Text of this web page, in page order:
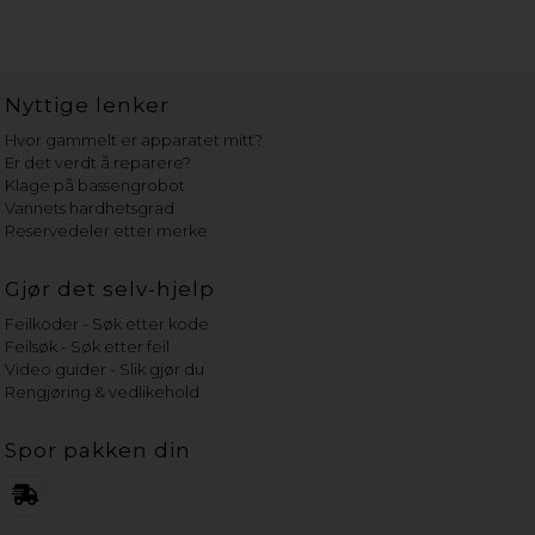
Nyttige lenker
Hvor gammelt er apparatet mitt?
Er det verdt å reparere?
Klage på bassengrobot
Vannets hardhetsgrad
Reservedeler etter merke
Gjør det selv-hjelp
Feilkoder - Søk etter kode
Feilsøk - Søk etter feil
Video guider - Slik gjør du
Rengjøring & vedlikehold
Spor pakken din